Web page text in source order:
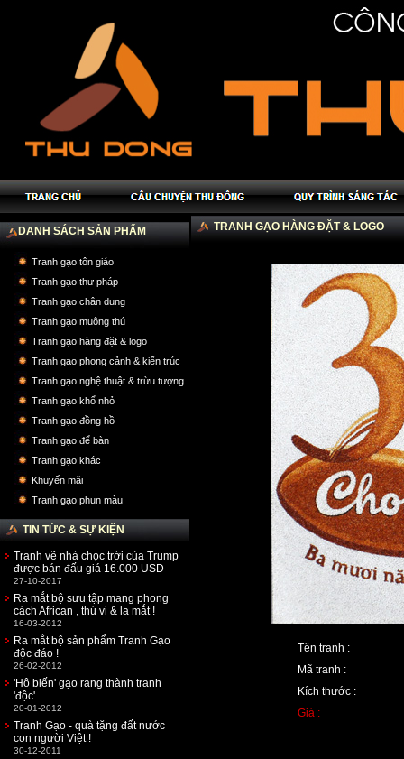
DANH SÁCH SẢN PHẨM
Tranh gạo tôn giáo
Tranh gạo thư pháp
Tranh gạo chân dung
Tranh gạo muông thú
Tranh gạo hàng đặt & logo
Tranh gạo phong cảnh & kiến trúc
Tranh gạo nghệ thuật & trừu tượng
Tranh gạo khổ nhỏ
Tranh gạo đồng hồ
Tranh gạo để bàn
Tranh gạo khác
Khuyến mãi
Tranh gạo phun màu
TIN TỨC & SỰ KIỆN
Tranh vẽ nhà chọc trời của Trump
được bán đấu giá 16.000 USD
27-10-2017
Ra mắt bộ sưu tập mang phong
cách African , thú vị & lạ mắt !
16-03-2012
Ra mắt bộ sản phẩm Tranh Gạo
độc đáo !
26-02-2012
'Hô biến' gạo rang thành tranh
'độc'
20-01-2012
Tranh Gạo - quà tặng đất nước
con người Việt !
30-12-2011
TRANH GẠO HÀNG ĐẶT & LOGO
Tên tranh :
Mã tranh :
Kích thước :
Giá :